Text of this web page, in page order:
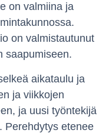
on valmiina ja
on valmistautunut
saapumiseen.
aikataulu ja
ja viikkojen
ja uusi työntekijä
Perehdytys etenee